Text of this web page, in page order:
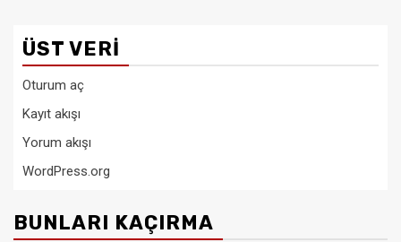
ÜST VERI
Oturum aç
Kayıt akışı
Yorum akışı
WordPress.org
BUNLARI KAÇIRMA